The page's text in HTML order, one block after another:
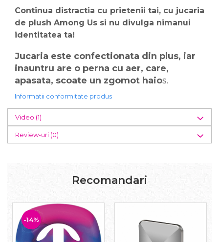
Continua distractia cu prietenii tai, cu jucaria
de plush Among Us si nu divulga nimanui
identitatea ta!
Jucaria este confectionata din plus, iar
inauntru are o perna cu aer, care,
apasata, scoate un zgomot haios.
Informatii conformitate produs
Video (1)
Review-uri (0)
Recomandari
-14%